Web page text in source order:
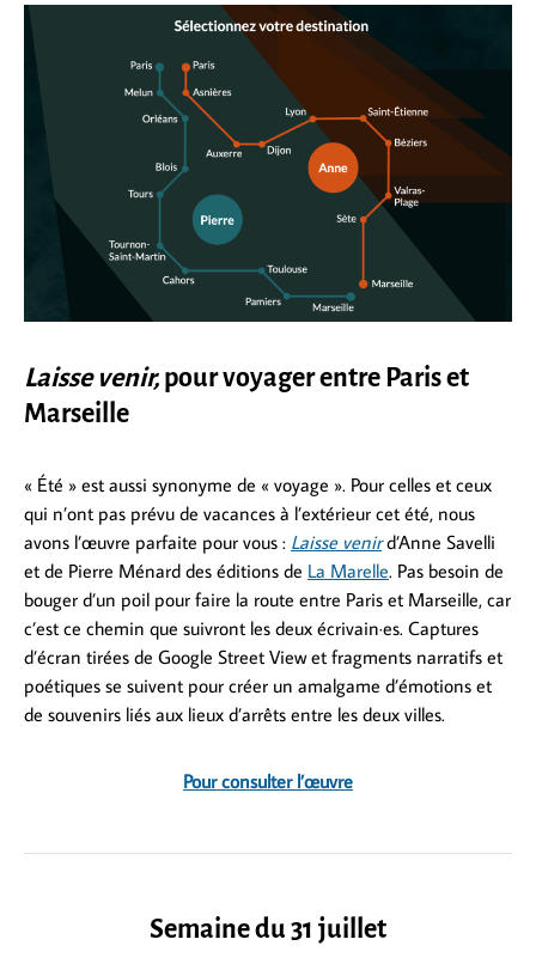
Laisse venir, pour voyager entre Paris et
Marseille
« Été » est aussi synonyme de « voyage ». Pour celles et ceux
qui n’ont pas prévu de vacances à l’extérieur cet été, nous
avons l’œuvre parfaite pour vous : Laisse venird’Anne Savelli
et de Pierre Ménard des éditions de La Marelle. Pas besoin de
bouger d’un poil pour faire la route entre Paris et Marseille, car
c’est ce chemin que suivront les deux écrivain·es. Captures
d’écran tirées de Google Street View et fragments narratifs et
poétiques se suivent pour créer un amalgame d’émotions et
de souvenirs liés aux lieux d’arrêts entre les deux villes.
Pour consulter l’œuvre
Semaine du 31 juillet